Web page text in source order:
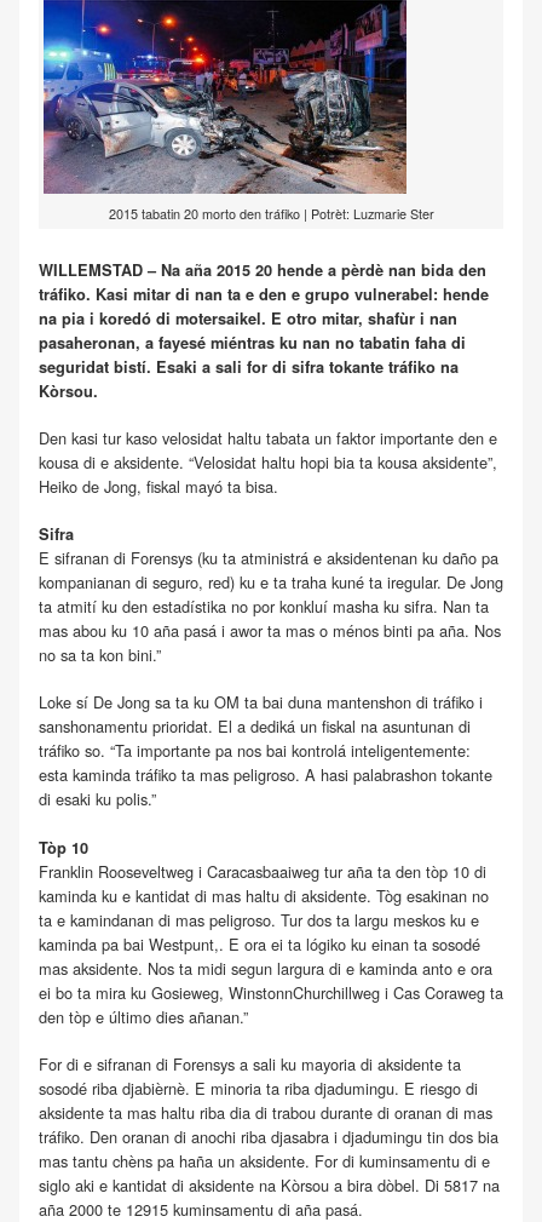
2015 tabatin 20 morto den tráfiko | Potrèt: Luzmarie Ster
WILLEMSTAD – Na aña 2015 20 hende a pèrdè nan bida den
tráfiko. Kasi mitar di nan ta e den e grupo vulnerabel: hende
na pia i koredó di motersaikel. E otro mitar, shafùr i nan
pasaheronan, a fayesé miéntras ku nan no tabatin faha di
seguridat bistí. Esaki a sali for di sifra tokante tráfiko na
Kòrsou.
Den kasi tur kaso velosidat haltu tabata un faktor importante den e
kousa di e aksidente. “Velosidat haltu hopi bia ta kousa aksidente”,
Heiko de Jong, fiskal mayó ta bisa.
Sifra
E sifranan di Forensys (ku ta atministrá e aksidentenan ku daño pa
kompanianan di seguro, red) ku e ta traha kuné ta iregular. De Jong
ta atmití ku den estadístika no por konkluí masha ku sifra. Nan ta
mas abou ku 10 aña pasá i awor ta mas o ménos binti pa aña. Nos
no sa ta kon bini.”
Loke sí De Jong sa ta ku OM ta bai duna mantenshon di tráfiko i
sanshonamentu prioridat. El a dediká un fiskal na asuntunan di
tráfiko so. “Ta importante pa nos bai kontrolá inteligentemente:
esta kaminda tráfiko ta mas peligroso. A hasi palabrashon tokante
di esaki ku polis.”
Tòp 10
Franklin Rooseveltweg i Caracasbaaiweg tur aña ta den tòp 10 di
kaminda ku e kantidat di mas haltu di aksidente. Tòg esakinan no
ta e kamindanan di mas peligroso. Tur dos ta largu meskos ku e
kaminda pa bai Westpunt,. E ora ei ta lógiko ku einan ta sosodé
mas aksidente. Nos ta midi segun largura di e kaminda anto e ora
ei bo ta mira ku Gosieweg, WinstonnChurchillweg i Cas Coraweg ta
den tòp e último dies añanan.”
For di e sifranan di Forensys a sali ku mayoria di aksidente ta
sosodé riba djabièrnè. E minoria ta riba djadumingu. E riesgo di
aksidente ta mas haltu riba dia di trabou durante di oranan di mas
tráfiko. Den oranan di anochi riba djasabra i djadumingu tin dos bia
mas tantu chèns pa haña un aksidente. For di kuminsamentu di e
siglo aki e kantidat di aksidente na Kòrsou a bira dòbel. Di 5817 na
aña 2000 te 12915 kuminsamentu di aña pasá.